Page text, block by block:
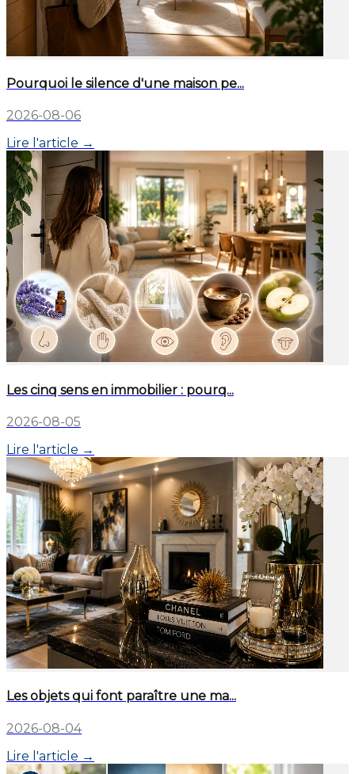
Pourquoi le silence d'une maison pe...
2026-08-06
Lire l'article →
Les cinq sens en immobilier : pourq...
2026-08-05
Lire l'article →
Les objets qui font paraître une ma...
2026-08-04
Lire l'article →